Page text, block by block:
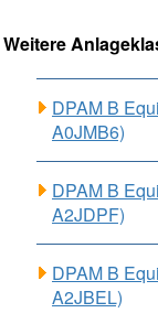
Weitere
DPAM B
A0JMB6)
DPAM B
A2JDPF)
DPAM B
A2JBEL)